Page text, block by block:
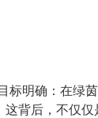
标明确：在绿
背后，不仅仅